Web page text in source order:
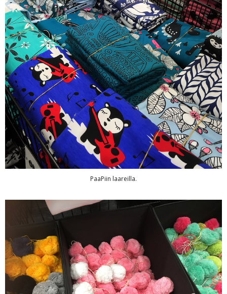
PaaPiin laareilla.